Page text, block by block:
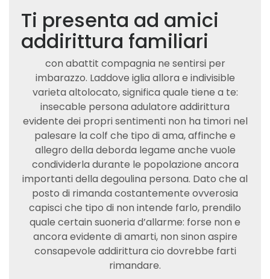
Ti presenta ad amici
addirittura familiari
con abattit compagnia ne sentirsi per
imbarazzo. Laddove iglia allora e indivisible
varieta altolocato, significa quale tiene a te:
insecable persona adulatore addirittura
evidente dei propri sentimenti non ha timori nel
palesare la colf che tipo di ama, affinche e
allegro della deborda legame anche vuole
condividerla durante le popolazione ancora
importanti della degoulina persona. Dato che al
posto di rimanda costantemente ovverosia
capisci che tipo di non intende farlo, prendilo
quale certain suoneria d’allarme: forse non e
ancora evidente di amarti, non sinon aspire
consapevole addirittura cio dovrebbe farti
rimandare.